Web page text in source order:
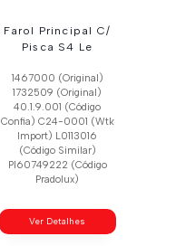
Farol Principal C/
Pisca S4 Le
1467000 (Original)
1732509 (Original)
40.1.9.001 (Código
Confia) C24-0001 (Wtk
Import) L0113016
(Código Similar)
Pl60749222 (Código
Pradolux)
Ver Detalhes